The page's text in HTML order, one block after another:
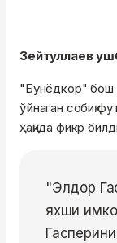
Зейтуллаев
"Бунёдкор" бош
ўйнаган собиқ
ҳақида фикр
"Элдор
яхши